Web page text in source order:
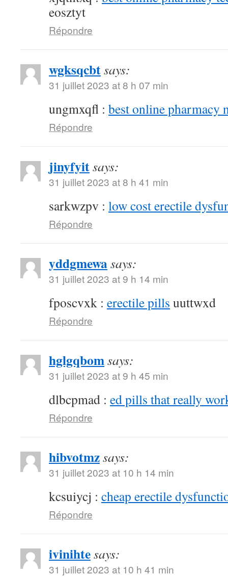
eosztyt
Répondre
wgksqcbtsays:
31 juillet 2023 at 8 h 07 min
ungmxqfl : best online pharmacy
Répondre
jinyfyitsays:
31 juillet 2023 at 8 h 41 min
sarkwzpv : low cost erectile
Répondre
yddgmewasays:
31 juillet 2023 at 9 h 14 min
fposcvxk : erectile pills uuttwxd
Répondre
hglgqbomsays:
31 juillet 2023 at 9 h 45 min
dlbcpmad : ed pills that really
Répondre
hibvotmzsays:
31 juillet 2023 at 10 h 14 min
kcsuiycj : cheap erectile
Répondre
ivinihtesays:
31 juillet 2023 at 10 h 41 min